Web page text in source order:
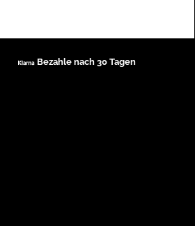
Bezahle nach 30 Tagen